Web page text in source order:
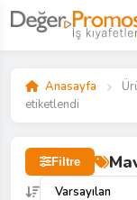
Anasayfa
etiketlendi
Filtre